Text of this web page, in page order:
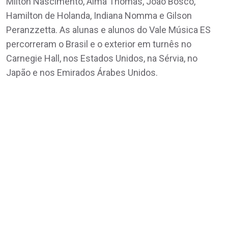
Hamilton de Holanda, Indiana Nomma e Gilson
Peranzzetta. As alunas e alunos do Vale Música ES
percorreram o Brasil e o exterior em turnês no
Carnegie Hall, nos Estados Unidos, na Sérvia, no
Japão e nos Emirados Árabes Unidos.